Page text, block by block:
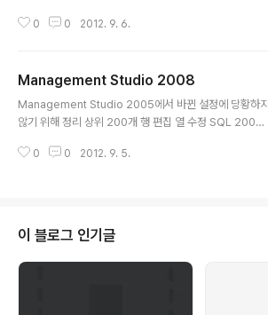
yst..
이렇게 만들었는지 한참을 분석해봐야 한다.=> 서브쿼리를
이터에 대해 성능향상을 보일 수 있다는 것 같다. MSDN::
인덱싱된 뷰 만들기DBguide.net :: 인덱싱된 뷰의 개요
0 0 2012. 9. 6.
Management Studio 2008
Management Studio 2005에서 바뀐 설정에 당황하지
않기 위해 정리 상위 200개 행 편집 열 수정 SQL 2008
생겼다.아마도 너무 많은 레코드를 동시에 편집을 하게 되
후에 수정을 하려고 하니 '테이블을 삭제하고 다시만들
라'는 어처구니 없는 메시지를 내뿜는다.그러면 데이터가
엄청나게 들어가 있는 테이블은 데이터를 내보내기로 백업
0 0 2012. 9. 5.
이 블로그 인기글